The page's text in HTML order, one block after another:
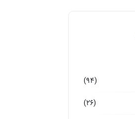
(94)
(26)